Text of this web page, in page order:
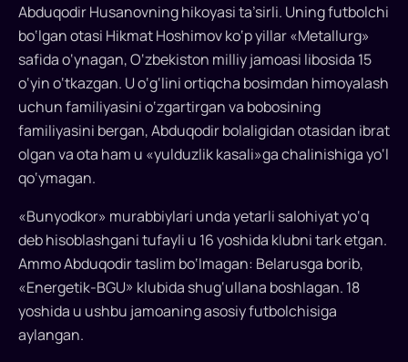
Abduqodir Husanovning hikoyasi ta’sirli. Uning futbolchi
bo‘lgan otasi Hikmat Hoshimov ko‘p yillar «Metallurg»
safida o‘ynagan, O‘zbekiston milliy jamoasi libosida 15
o‘yin o‘tkazgan. U o‘g‘lini ortiqcha bosimdan himoyalash
uchun familiyasini o‘zgartirgan va bobosining
familiyasini bergan, Abduqodir bolaligidan otasidan ibrat
olgan va ota ham u «yulduzlik kasali»ga chalinishiga yo‘l
qo‘ymagan.
«Bunyodkor» murabbiylari unda yetarli salohiyat yo‘q
deb hisoblashgani tufayli u 16 yoshida klubni tark etgan.
Ammo Abduqodir taslim bo‘lmagan: Belarusga borib,
«Energetik-BGU» klubida shug‘ullana boshlagan. 18
yoshida u ushbu jamoaning asosiy futbolchisiga
aylangan.